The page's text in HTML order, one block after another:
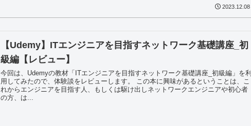
2023.12.08
【Udemy】ITエンジニアを目指すネットワーク基礎講座_初
級編【レビュー】
今回は、Udemyの教材「ITエンジニアを目指すネットワーク基礎講座_初級編」を利
用してみたので、体験談をレビューします。 この本に興味があるということは、こ
れからエンジニアを目指す人、もしくは駆け出しネットワークエンジニアや初心者
の方、は...